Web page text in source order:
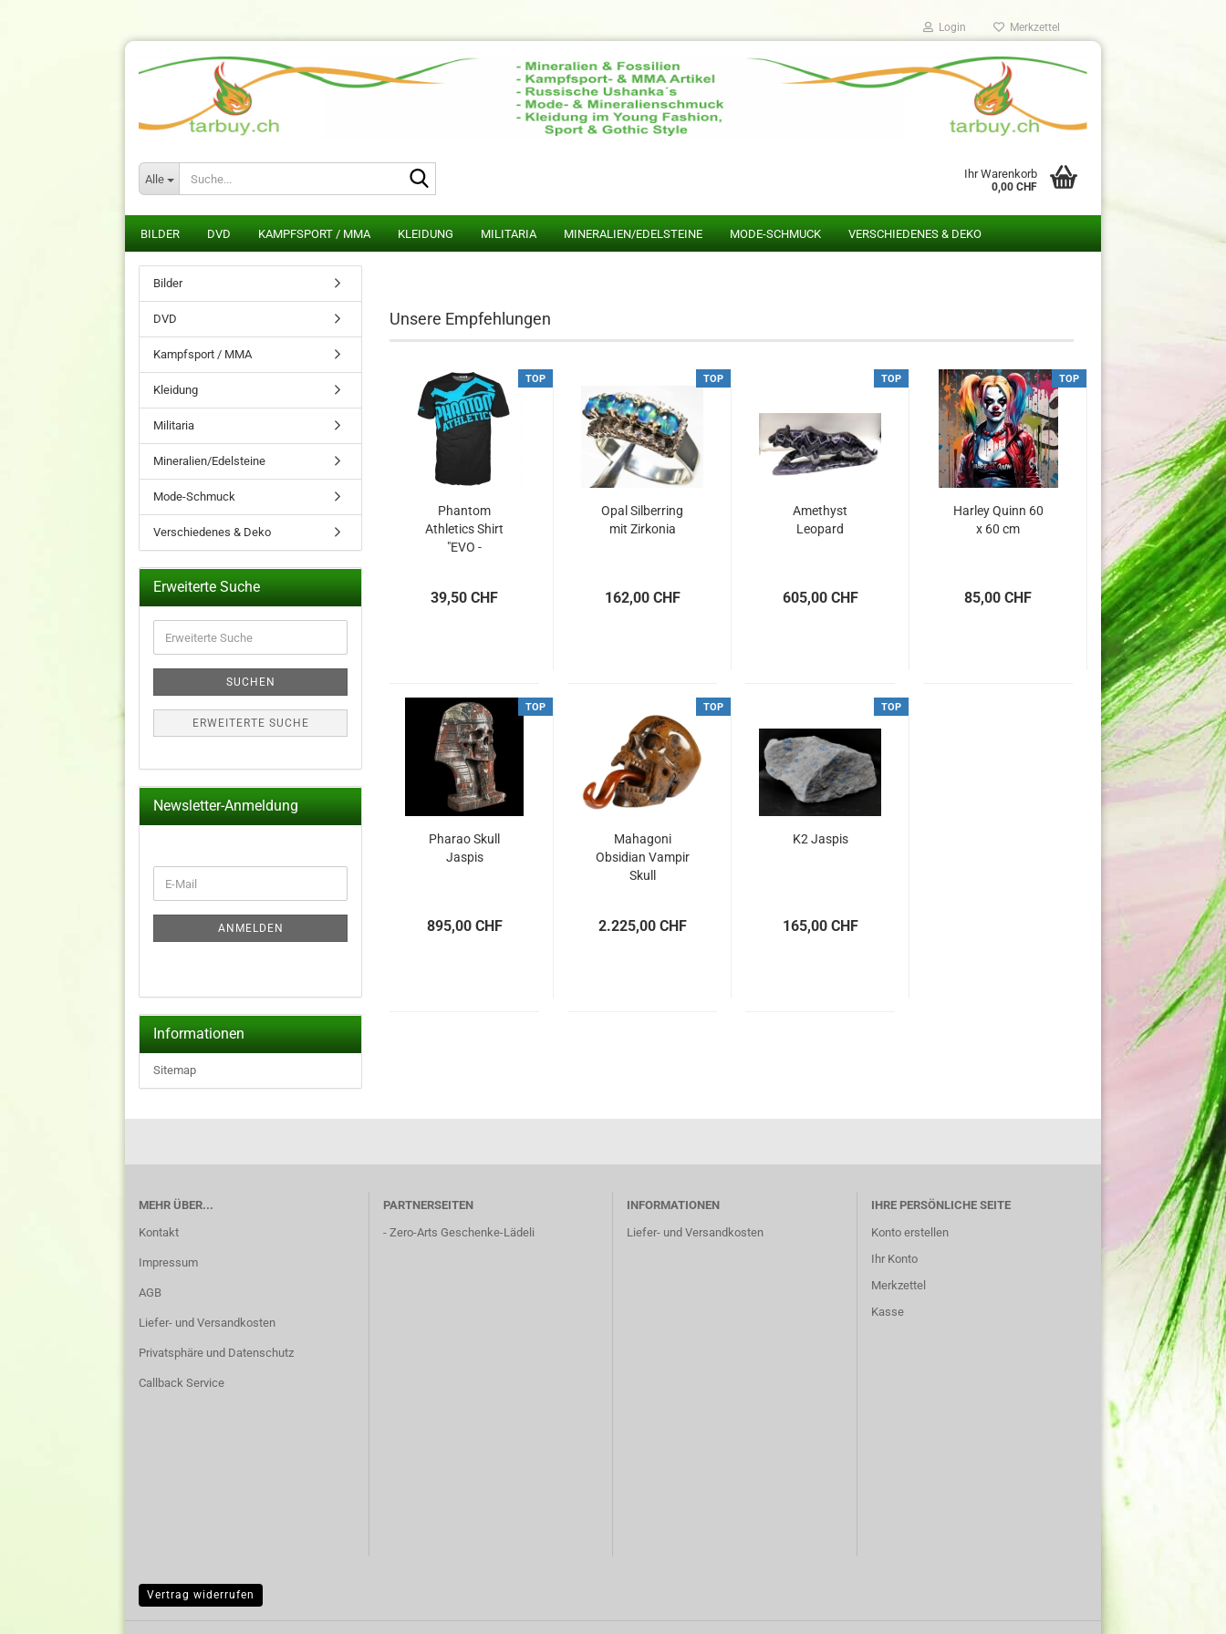
Login Merkzettel
Alle Ihr Warenkorb
0,00 CHF
BILDER DVD KAMPFSPORT / MMA KLEIDUNG MILITARIA MINERALIEN/EDELSTEINE MODE-SCHMUCK VERSCHIEDENES & DEKO
Unsere Empfehlungen
TOP
Phantom
Athletics Shirt
"EVO -
39,50 CHF
TOP
Opal Silberring
mit Zirkonia
162,00 CHF
TOP
Amethyst
Leopard
605,00 CHF
TOP
Harley Quinn 60
x 60 cm
85,00 CHF
TOP
Pharao Skull
Jaspis
895,00 CHF
TOP
Mahagoni
Obsidian Vampir
Skull
2.225,00 CHF
TOP
K2 Jaspis
165,00 CHF
Bilder
DVD
Kampfsport / MMA
Kleidung
Militaria
Mineralien/Edelsteine
Mode-Schmuck
Verschiedenes & Deko
Erweiterte Suche
Suche
SUCHEN
ERWEITERTE SUCHE
Newsletter-Anmeldung
ZUR
ANMELDUNG
E-
Mail
ANMELDEN
Informationen
Sitemap
MEHR ÜBER...
Kontakt
Impressum
AGB
Liefer- und Versandkosten
Privatsphäre und Datenschutz
Callback Service
PARTNERSEITEN
- Zero-Arts Geschenke-Lädeli
INFORMATIONEN
Liefer- und Versandkosten
IHRE PERSÖNLICHE SEITE
Konto erstellen
Ihr Konto
Merkzettel
Kasse
Vertrag widerrufen